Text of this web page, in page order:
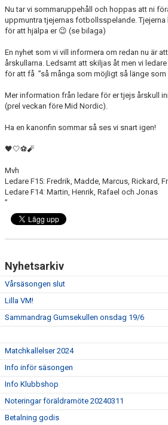
Nu tar vi sommaruppehåll och hoppas att ni
uppmuntra tjejernas fotbollsspelande.
för att hjälpa er 😉 (se bilaga)
En nyhet som vi vill informera om redan nu är
årskullarna. Ledsamt att skiljas åt men vi
för att få ”så många som möjligt så länge som
Mer information från ledare för er tjejs årskull
(prel veckan före Mid Nordic).
Ha en kanonfin sommar så ses vi snart igen!
🖤🤍⚽️🧨
Mvh
Ledare F15: Fredrik, Madde, Marcus, Rickard,
Ledare F14: Martin, Henrik, Rafael och Jonas
”
Nyhetsarkiv
Vårsäsongen slut
Lilla VM!
Sammandrag Gumsekullen onsdag 19/6
Matchkallelser 2024
Info inför säsongen
Info Klubbshop
Noteringar föräldramöte 20240311
Betalning godis